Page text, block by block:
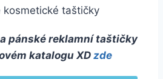
pánské reklamní taštičky
katalogu XD zde